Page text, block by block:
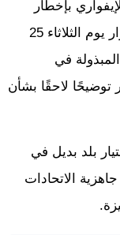
بإخطار
الاتحاد الإفريقي لكرة القدم (الكاف) بالقرار يوم الثلاثاء 25
في
لاحقًا بشأن
بلد بديل في
الاتحادات